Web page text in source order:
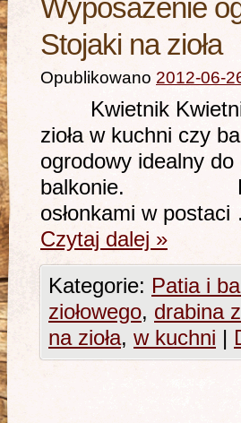
Wyposażenie
Stojaki na zioła
Opublikowano 2012-06-
Kwietnik Kwietnik,
zioła w kuchni
ogrodowy idealny
balkonie.
osłonkami w
Czytaj dalej »
Kategorie: Patia i
ziołowego, drabina
na zioła, w kuchni |